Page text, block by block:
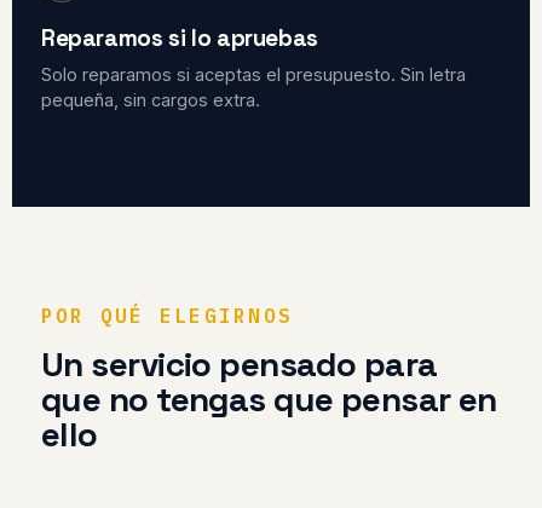
Reparamos si lo apruebas
Solo reparamos si aceptas el presupuesto. Sin letra
pequeña, sin cargos extra.
POR QUÉ ELEGIRNOS
Un servicio pensado para
que no tengas que pensar en
ello